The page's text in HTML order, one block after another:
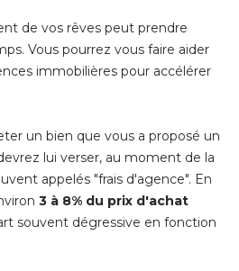
de vos rêves peut prendre
Vous pourrez vous faire aider
immobilières pour accélérer
un bien que vous a proposé un
lui verser, au moment de la
appelés "frais d'agence". En
3 à 8% du prix d'achat
souvent dégressive en fonction